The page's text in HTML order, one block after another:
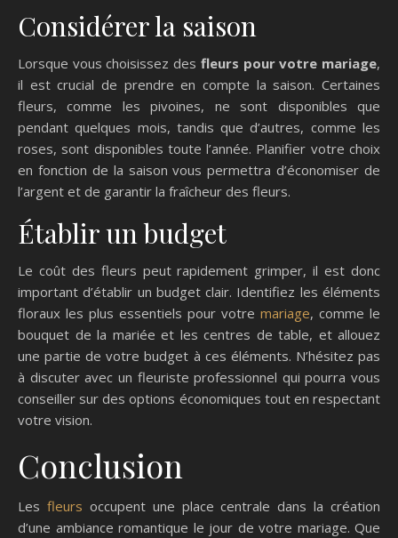
Considérer la saison
Lorsque vous choisissez des fleurs pour votre mariage,
il est crucial de prendre en compte la saison. Certaines
fleurs, comme les pivoines, ne sont disponibles que
pendant quelques mois, tandis que d’autres, comme les
roses, sont disponibles toute l’année. Planifier votre choix
en fonction de la saison vous permettra d’économiser de
l’argent et de garantir la fraîcheur des fleurs.
Établir un budget
Le coût des fleurs peut rapidement grimper, il est donc
important d’établir un budget clair. Identifiez les éléments
floraux les plus essentiels pour votre mariage, comme le
bouquet de la mariée et les centres de table, et allouez
une partie de votre budget à ces éléments. N’hésitez pas
à discuter avec un fleuriste professionnel qui pourra vous
conseiller sur des options économiques tout en respectant
votre vision.
Conclusion
Les fleurs occupent une place centrale dans la création
d’une ambiance romantique le jour de votre mariage. Que